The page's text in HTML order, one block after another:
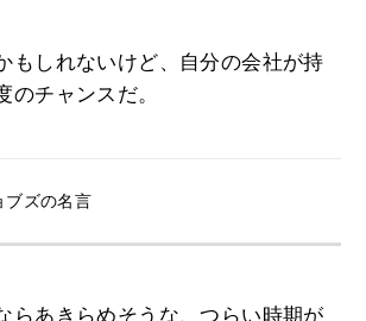
もしれないけど、自分の会社が持
のチャンスだ。
ブズの名言
らあきらめそうな、つらい時期が